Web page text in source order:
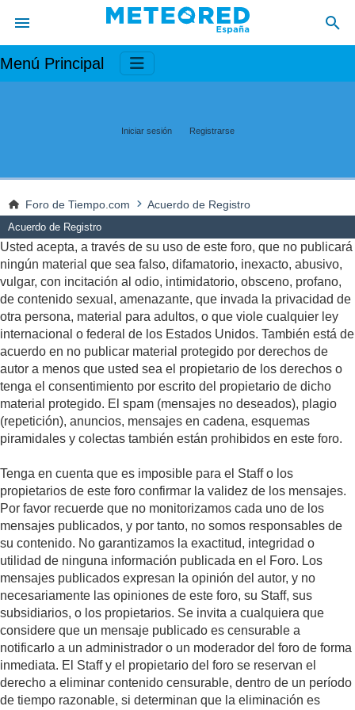
Menú Principal
Iniciar sesión Registrarse
Foro de Tiempo.com Acuerdo de Registro
Acuerdo de Registro
Usted acepta, a través de su uso de este foro, que no publicará
ningún material que sea falso, difamatorio, inexacto, abusivo,
vulgar, con incitación al odio, intimidatorio, obsceno, profano,
de contenido sexual, amenazante, que invada la privacidad de
otra persona, material para adultos, o que viole cualquier ley
internacional o federal de los Estados Unidos. También está de
acuerdo en no publicar material protegido por derechos de
autor a menos que usted sea el propietario de los derechos o
tenga el consentimiento por escrito del propietario de dicho
material protegido. El spam (mensajes no deseados), plagio
(repetición), anuncios, mensajes en cadena, esquemas
piramidales y colectas también están prohibidos en este foro.
Tenga en cuenta que es imposible para el Staff o los
propietarios de este foro confirmar la validez de los mensajes.
Por favor recuerde que no monitorizamos cada uno de los
mensajes publicados, y por tanto, no somos responsables de
su contenido. No garantizamos la exactitud, integridad o
utilidad de ninguna información publicada en el Foro. Los
mensajes publicados expresan la opinión del autor, y no
necesariamente las opiniones de este foro, su Staff, sus
subsidiarios, o los propietarios. Se invita a cualquiera que
considere que un mensaje publicado es censurable a
notificarlo a un administrador o un moderador del foro de forma
inmediata. El Staff y el propietario del foro se reservan el
derecho a eliminar contenido censurable, dentro de un período
de tiempo razonable, si determinan que la eliminación es